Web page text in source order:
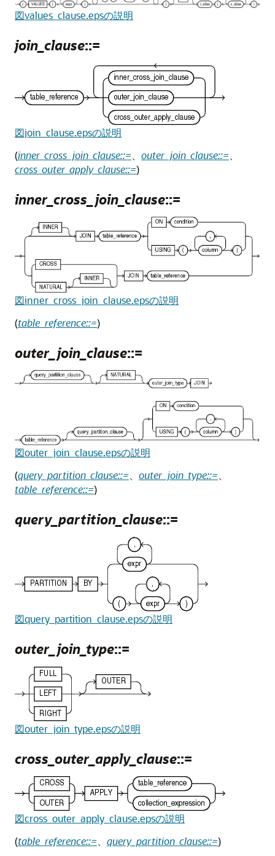
図values_clause.epsの説明
join_clause::=
図join_clause.epsの説明
(inner_cross_join_clause::= outer_join_clause::=
cross_outer_apply_clause::=)
inner_cross_join_clause::=
図inner_cross_join_clause.epsの説明
(table_reference::=)
outer_join_clause::=
図outer_join_clause.epsの説明
(query_partition_clause::=、 outer_join_type::=、
table_reference::=)
query_partition_clause::=
図query_partition_clause.epsの説明
outer_join_type::=
図outer_join_type.epsの説明
cross_outer_apply_clause::=
図cross_outer_apply_clause.epsの説明
(table_reference::=、 query_partition_clause::=)